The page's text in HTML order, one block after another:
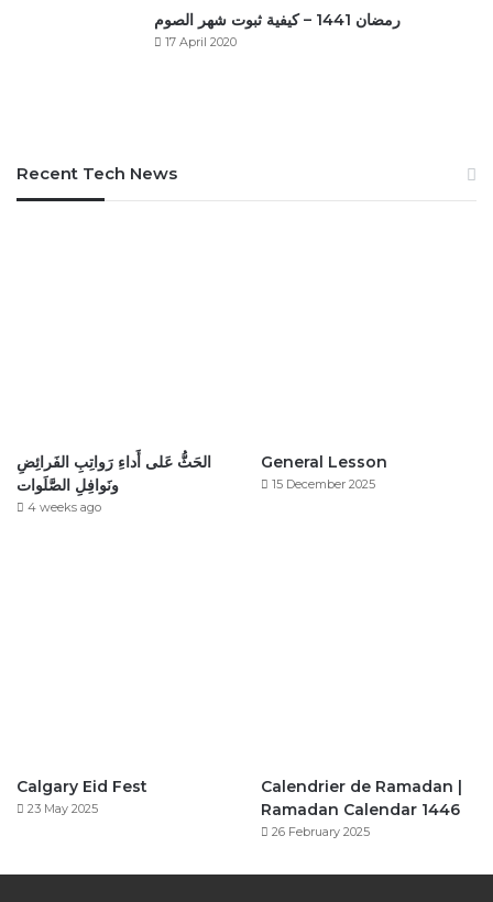
رمضان 1441 – كيفية ثبوت شهر الصوم
17 April 2020
Recent Tech News
الحَثُّ عَلى أَداءِ رَواتِبِ الفَرائِضِ
ونَوافِلِ الصَّلَوات
4 weeks ago
General Lesson
15 December 2025
Calgary Eid Fest
23 May 2025
Calendrier de Ramadan |
Ramadan Calendar 1446
26 February 2025